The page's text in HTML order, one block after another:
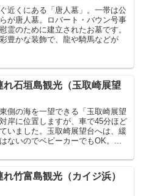
近くにある「唐人墓」。一帯は公
が唐人墓。ロバート・バウン号事
霊のために建立されたお墓です。
豊かな装飾で、龍や騎馬などが
れ石垣島観光（玉取崎展望
側の海を一望できる「玉取崎展望
岸に位置しますが、車で45分ほど
いました。玉取崎展望台へは、緩
ないのでベビーカーでもOK。...
れ竹富島観光（カイジ浜）